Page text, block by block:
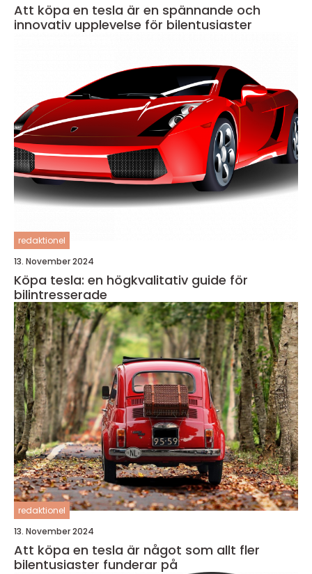
Att köpa en tesla är en spännande och
innovativ upplevelse för bilentusiaster
redaktionel
13. November 2024
Köpa tesla: en högkvalitativ guide för
bilintresserade
redaktionel
13. November 2024
Att köpa en tesla är något som allt fler
bilentusiaster funderar på